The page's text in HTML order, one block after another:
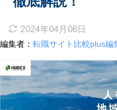
2024年04月06日
編集者： 転職サイト比較plus編